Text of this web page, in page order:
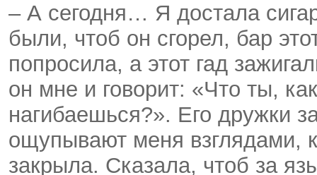
– А сегодня… Я достала
были, чтоб он сгорел, бар
попросила, а этот гад
он мне и говорит: «Что ты,
нагибаешься?». Его дружки
ощупывают меня взглядами,
закрыла. Сказала, чтоб за